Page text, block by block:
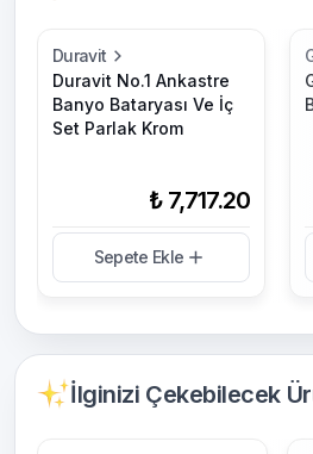
Duravit
Duravit No.1 Ankastre
Banyo Bataryası Ve İç
Set Parlak Krom
₺ 7,717.20
Sepete Ekle
İlginizi Çekebilecek